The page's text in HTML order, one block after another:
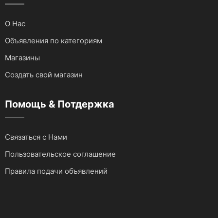
Запчасти и Аксессуары
Для водного транспорта
Для автомобилей
Услуги IT сферы
О Нас
Объявления по категориям
Магазины
Создать свой магазин
Помощь & Потдержка
Связаться с Нами
Пользовательское соглашение
Правила подачи объявлений